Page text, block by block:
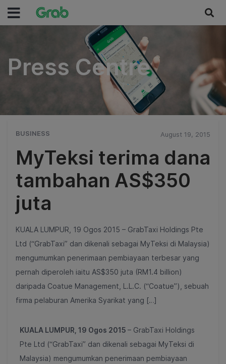
Press Centre
Press Centre
BUSINESS August 19, 2015
MyTeksi terima dana
tambahan AS$350
juta
KUALA LUMPUR, 19 Ogos 2015 – GrabTaxi Holdings Pte
Ltd (“GrabTaxi” dan dikenali sebagai MyTeksi di Malaysia)
mengumumkan penerimaan pembiayaan terbesar yang
pernah diperoleh iaitu AS$350 juta (RM1.4 billion)
daripada Coatue Management, L.L.C. (“Coatue”), sebuah
firma pelaburan Amerika Syarikat yang […]
KUALA LUMPUR, 19 Ogos 2015 – GrabTaxi Holdings
Pte Ltd (“GrabTaxi” dan dikenali sebagai MyTeksi di
Malaysia) mengumumkan penerimaan pembiayaan